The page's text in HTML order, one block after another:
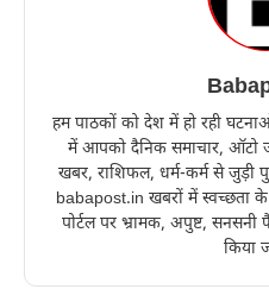
हम पाठकों को देश में हो रही
में आपको दैनिक समाचार, ऑटो
खबर, राशिफल, धर्म-कर्म से जुड़ी
babapost.in खबरों में स्वच्छता
पोर्टल पर भ्रामक, अपुष्ट,
किया